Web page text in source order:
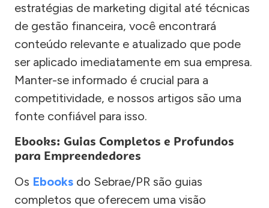
estratégias de marketing digital até técnicas
de gestão financeira, você encontrará
conteúdo relevante e atualizado que pode
ser aplicado imediatamente em sua empresa.
Manter-se informado é crucial para a
competitividade, e nossos artigos são uma
fonte confiável para isso.
Ebooks: Guias Completos e Profundos
para Empreendedores
Os Ebooks do Sebrae/PR são guias
completos que oferecem uma visão